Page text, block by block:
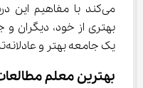
بهتری از خود، دیگران و
یک جامعه بهتر و عادلانه‌تر تلاش کنند.
بهترین معلم